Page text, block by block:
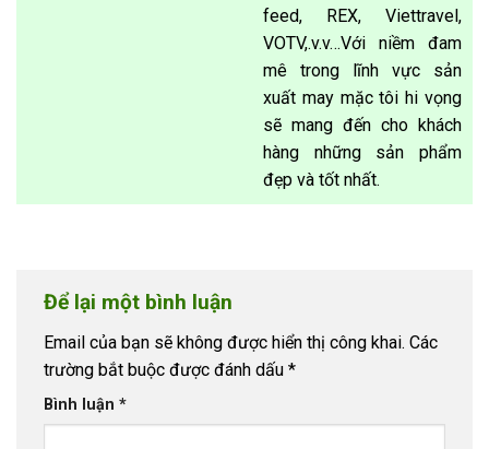
feed, REX, Viettravel,
VOTV,.v.v…Với niềm đam
mê trong lĩnh vực sản
xuất may mặc tôi hi vọng
sẽ mang đến cho khách
hàng những sản phẩm
đẹp và tốt nhất.
Để lại một bình luận
Email của bạn sẽ không được hiển thị công khai. Các
trường bắt buộc được đánh dấu *
Bình luận *